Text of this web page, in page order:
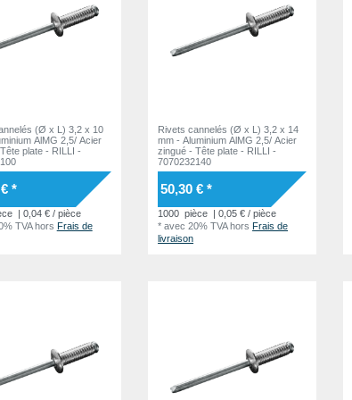
(Ø x L) 3,2 x 10
AlMG 2,5/ Acier
*
| 0,04 € / pièce
TVAhors Frais de
Rivets cannelés (Ø x L) 3,2 x 14
mm - Aluminium AlMG 2,5/ Acier
zingué - Tête plate - RILLI -
7070232140
50,30 € *
1000 pièce | 0,05 € / pièce
*avec 20% TVAhorsFrais de
livraison